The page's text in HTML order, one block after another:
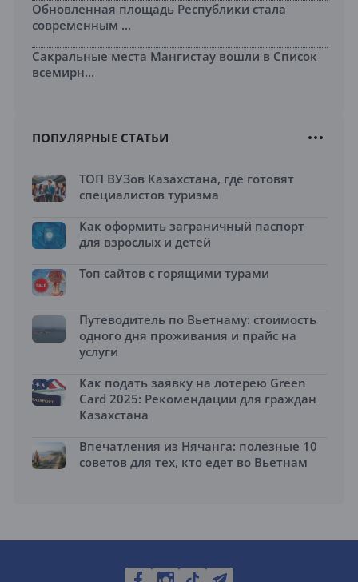
Обновленная площадь Республики стала
современным ...
Сакральные места Мангистау вошли в Список
всемирн...
ПОПУЛЯРНЫЕ СТАТЬИ
ТОП ВУЗов Казахстана, где готовят
специалистов туризма
Как оформить заграничный паспорт
для взрослых и детей
Топ сайтов с горящими турами
Путеводитель по Вьетнаму: стоимость
одного дня проживания и прайс на
услуги
Как подать заявку на лотерею Green
Card 2025: Рекомендации для граждан
Казахстана
Впечатления из Нячанга: полезные 10
советов для тех, кто едет во Вьетнам